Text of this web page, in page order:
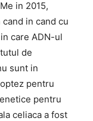
in 2015,
in cand cu
care ADN-ul
de
sunt in
pentru
pentru
celiaca a fost